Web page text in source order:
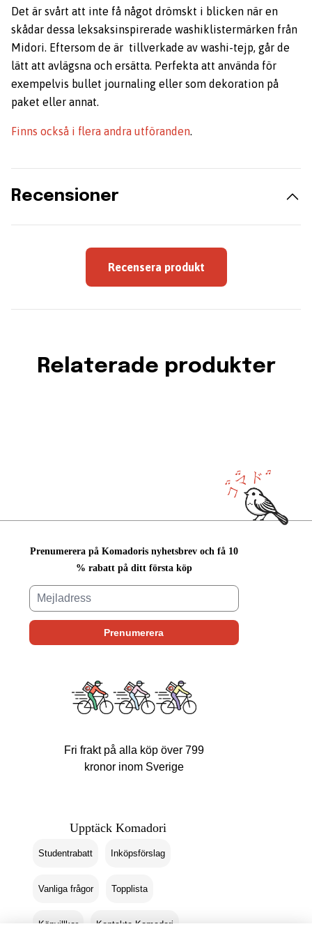
Det är svårt att inte få något drömskt i blicken när en
skådar dessa leksaksinspirerade washiklistermärken från
Midori. Eftersom de är tillverkade av washi-tejp, går de
lätt att avlägsna och ersätta. Perfekta att använda för
exempelvis bullet journaling eller som dekoration på
paket eller annat.
Finns också i flera andra utföranden.
Recensioner
Recensera produkt
Relaterade produkter
Prenumerera på Komadoris nyhetsbrev och få 10
% rabatt på ditt första köp
Fri frakt på alla köp över 799
kronor inom Sverige
Upptäck Komadori
Studentrabatt Inköpsförslag
Vanliga frågor Topplista
Köpvillkor Kontakta Komadori